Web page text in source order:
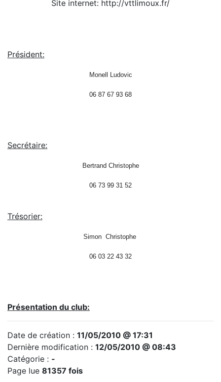
Site internet: http://vttlimoux.fr/
Président:
Monell Ludovic
06 87 67 93 68
Secrétaire:
Bertrand Christophe
06 73 99 31 52
Trésorier:
Simon Christophe
06 03 22 43 32
Présentation du club:
Date de création : 11/05/2010 @ 17:31
Dernière modification : 12/05/2010 @ 08:43
Catégorie : -
Page lue 81357 fois